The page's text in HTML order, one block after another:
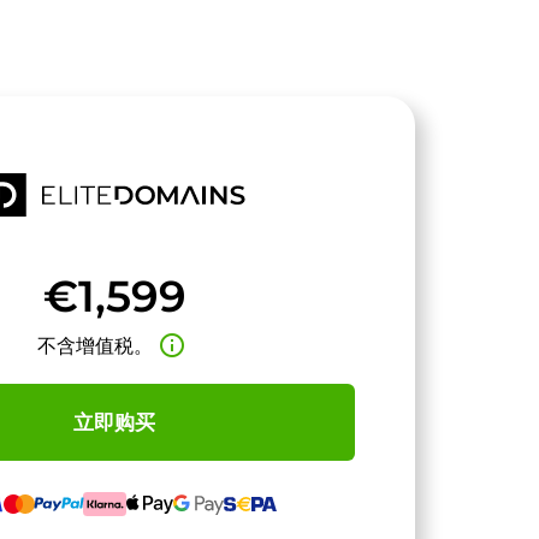
€1,599
不含增值税。 info_outline
立即购买